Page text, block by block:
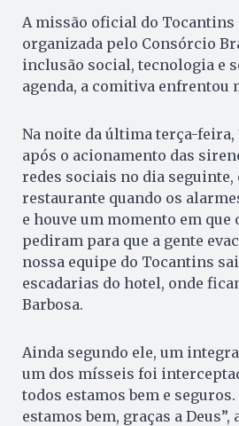
A missão oficial do
organizada pelo Consórcio
inclusão social, tecnologia e
agenda, a comitiva enfrentou
Na noite da última terça-
após o acionamento das
redes sociais no dia
restaurante quando os
e houve um momento em
pediram para que a gente
nossa equipe do Tocantins
escadarias do hotel, onde
Barbosa.
Ainda segundo ele, um
um dos mísseis foi
todos estamos bem e
estamos bem, graças a